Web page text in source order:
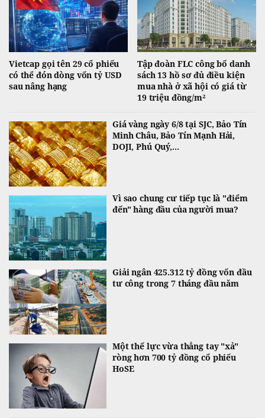
Vietcap gọi tên 29 cổ phiếu
có thể đón dòng vốn tỷ USD
sau nâng hạng
Tập đoàn FLC công bố danh
sách 13 hồ sơ đủ điều kiện
mua nhà ở xã hội có giá từ
19 triệu đồng/m²
Giá vàng ngày 6/8 tại SJC, Bảo Tín
Minh Châu, Bảo Tín Mạnh Hải,
DOJI, Phú Quý,...
Vì sao chung cư tiếp tục là "điểm
đến" hàng đầu của người mua?
Giải ngân 425.312 tỷ đồng vốn đầu
tư công trong 7 tháng đầu năm
Một thế lực vừa thẳng tay "xả"
ròng hơn 700 tỷ đồng cổ phiếu
HoSE